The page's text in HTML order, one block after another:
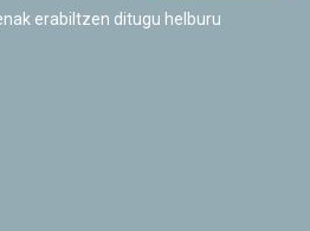
erabiltzen ditugu helburu